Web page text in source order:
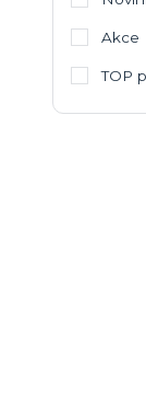
Akce
TOP